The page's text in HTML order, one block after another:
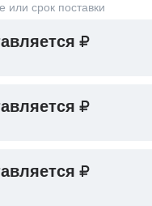
или срок поставки